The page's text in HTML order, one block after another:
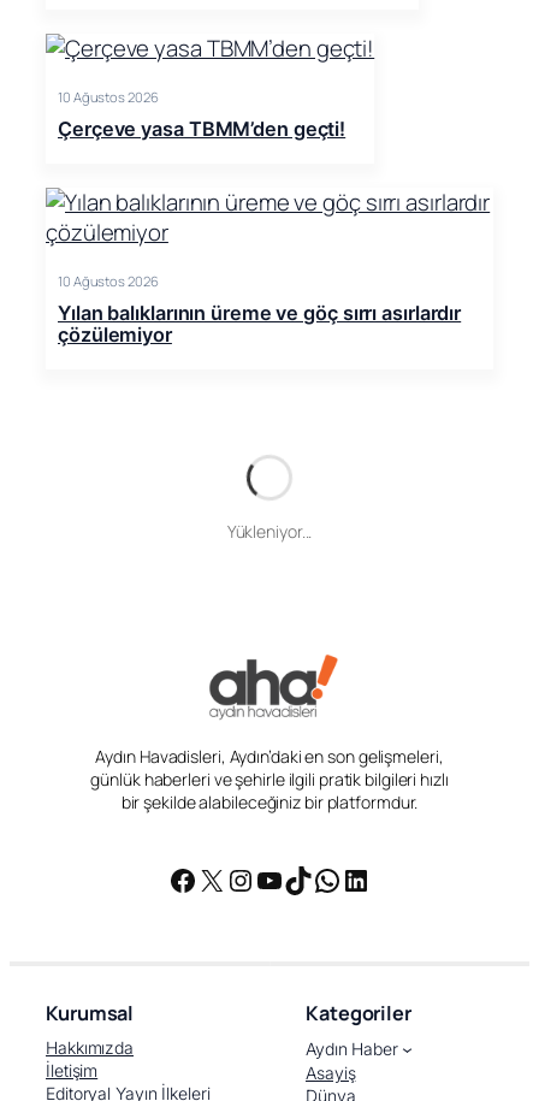
10 Ağustos 2026
Çerçeve yasa TBMM’den geçti!
10 Ağustos 2026
Yılan balıklarının üreme ve göç sırrı asırlardır
çözülemiyor
Aydın Haber
İncirliova Haberleri
Aydın Havadisleri tarafından yayınlandı
17 Haziran 2026, 14:50